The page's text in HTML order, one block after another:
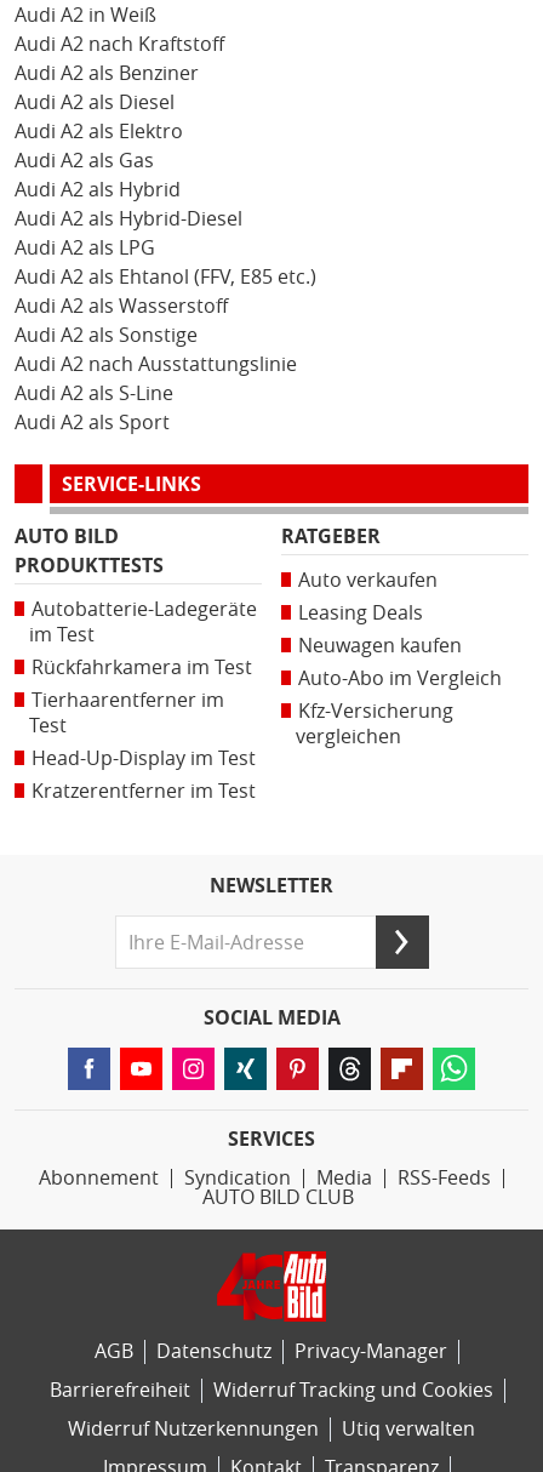
Audi A2 in Weiß
Audi A2 nach Kraftstoff
Audi A2 als Benziner
Audi A2 als Diesel
Audi A2 als Elektro
Audi A2 als Gas
Audi A2 als Hybrid
Audi A2 als Hybrid-Diesel
Audi A2 als LPG
Audi A2 als Ehtanol (FFV, E85 etc.)
Audi A2 als Wasserstoff
Audi A2 als Sonstige
Audi A2 nach Ausstattungslinie
Audi A2 als S-Line
Audi A2 als Sport
SERVICE-LINKS
AUTO BILD
PRODUKTTESTS
Autobatterie-Ladegeräte
im Test
Rückfahrkamera im Test
Tierhaarentferner im
Test
Head-Up-Display im Test
Kratzerentferner im Test
RATGEBER
Auto verkaufen
Leasing Deals
Neuwagen kaufen
Auto-Abo im Vergleich
Kfz-Versicherung
vergleichen
NEWSLETTER
SOCIAL MEDIA
SERVICES
Abonnement
Syndication Media
RSS-Feeds
AUTO BILD CLUB
AGB Datenschutz
Privacy-Manager
Barrierefreiheit
Widerruf Tracking und Cookies
Widerruf Nutzerkennungen
Utiq verwalten